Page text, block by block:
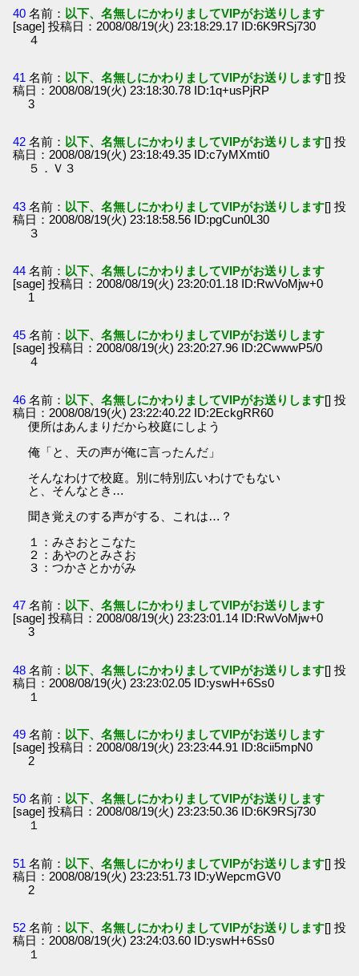
40 名前： 以下、名無しにかわりましてVIPがお送りします
[sage] 投稿日：2008/08/19(火) 23:18:29.17 ID:6K9RSj730
４
41 名前： 以下、名無しにかわりましてVIPがお送りします[] 投
稿日：2008/08/19(火) 23:18:30.78 ID:1q+usPjRP
3
42 名前： 以下、名無しにかわりましてVIPがお送りします[] 投
稿日：2008/08/19(火) 23:18:49.35 ID:c7yMXmti0
５．Ｖ３
43 名前： 以下、名無しにかわりましてVIPがお送りします[] 投
稿日：2008/08/19(火) 23:18:58.56 ID:pgCun0L30
３
44 名前： 以下、名無しにかわりましてVIPがお送りします
[sage] 投稿日：2008/08/19(火) 23:20:01.18 ID:RwVoMjw+0
1
45 名前： 以下、名無しにかわりましてVIPがお送りします
[sage] 投稿日：2008/08/19(火) 23:20:27.96 ID:2CwwwP5/0
４
46 名前： 以下、名無しにかわりましてVIPがお送りします[] 投
稿日：2008/08/19(火) 23:22:40.22 ID:2EckgRR60
便所はあんまりだから校庭にしよう
俺「と、天の声が俺に言ったんだ」
そんなわけで校庭。別に特別広いわけでもない
と、そんなとき…
聞き覚えのする声がする、これは…？
１：みさおとこなた
２：あやのとみさお
３：つかさとかがみ
47 名前： 以下、名無しにかわりましてVIPがお送りします
[sage] 投稿日：2008/08/19(火) 23:23:01.14 ID:RwVoMjw+0
3
48 名前： 以下、名無しにかわりましてVIPがお送りします[] 投
稿日：2008/08/19(火) 23:23:02.05 ID:yswH+6Ss0
１
49 名前： 以下、名無しにかわりましてVIPがお送りします
[sage] 投稿日：2008/08/19(火) 23:23:44.91 ID:8cii5mpN0
2
50 名前： 以下、名無しにかわりましてVIPがお送りします
[sage] 投稿日：2008/08/19(火) 23:23:50.36 ID:6K9RSj730
１
51 名前： 以下、名無しにかわりましてVIPがお送りします[] 投
稿日：2008/08/19(火) 23:23:51.73 ID:yWepcmGV0
2
52 名前： 以下、名無しにかわりましてVIPがお送りします[] 投
稿日：2008/08/19(火) 23:24:03.60 ID:yswH+6Ss0
１